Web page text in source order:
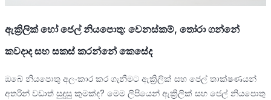
ඇක්‍රිලික් හෝ ජෙල් නියපොතු: වෙනස්කම්, තෝරා ගන්නේ
කවදාද සහ සකස් කරන්නේ කෙසේද
ඔබේ නියපොතු අලංකාර කර ගැනීමට ඇක්‍රිලික් සහ ජෙල් තාක්ෂණයන්
අතරින් වඩාත් සුදුසු කුමක්ද? මෙම ලිපියෙන් ඇක්‍රිලික් සහ ජෙල් නියපොතු